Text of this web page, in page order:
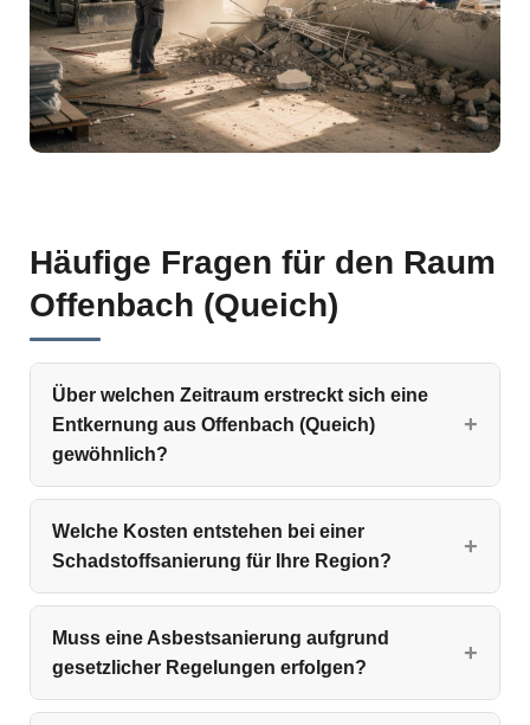
Häufige Fragen für den Raum
Offenbach (Queich)
Über welchen Zeitraum erstreckt sich eine
Entkernung aus Offenbach (Queich)
gewöhnlich?
Welche Kosten entstehen bei einer
Schadstoffsanierung für Ihre Region?
Muss eine Asbestsanierung aufgrund
gesetzlicher Regelungen erfolgen?